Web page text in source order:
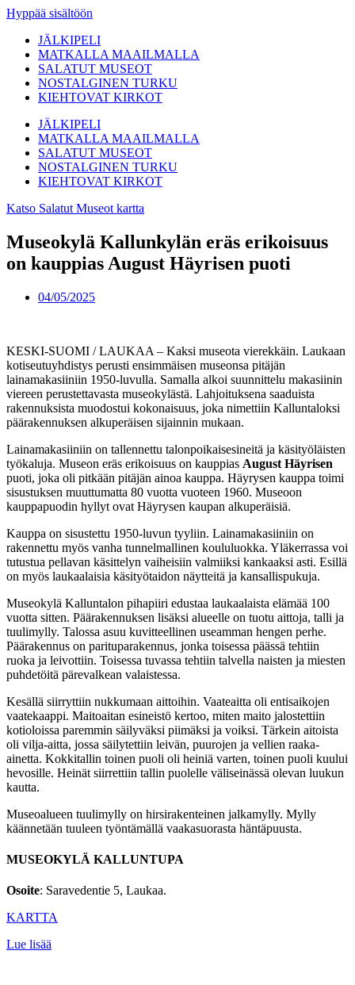
Hyppää sisältöön
JÄLKIPELI
MATKALLA MAAILMALLA
SALATUT MUSEOT
NOSTALGINEN TURKU
KIEHTOVAT KIRKOT
JÄLKIPELI
MATKALLA MAAILMALLA
SALATUT MUSEOT
NOSTALGINEN TURKU
KIEHTOVAT KIRKOT
Katso Salatut Museot kartta
Museokylä Kallunkylän eräs erikoisuus
on kauppias August Häyrisen puoti
04/05/2025
KESKI-SUOMI / LAUKAA – Kaksi museota vierekkäin. Laukaan
kotiseutuyhdistys perusti ensimmäisen museonsa pitäjän
lainamakasiiniin 1950-luvulla. Samalla alkoi suunnittelu makasiinin
viereen perustettavasta museokylästä. Lahjoituksena saaduista
rakennuksista muodostui kokonaisuus, joka nimettiin Kalluntaloksi
päärakennuksen alkuperäisen sijainnin mukaan.
Lainamakasiiniin on tallennettu talonpoikaisesineitä ja käsityöläisten
työkaluja. Museon eräs erikoisuus on kauppias August Häyrisen
puoti, joka oli pitkään pitäjän ainoa kauppa. Häyrysen kauppa toimi
sisustuksen muuttumatta 80 vuotta vuoteen 1960. Museoon
kauppapuodin hyllyt ovat Häyrysen kaupan alkuperäisiä.
Kauppa on sisustettu 1950-luvun tyyliin. Lainamakasiiniin on
rakennettu myös vanha tunnelmallinen koululuokka. Yläkerrassa voi
tutustua pellavan käsittelyn vaiheisiin valmiiksi kankaaksi asti. Esillä
on myös laukaalaisia käsityötaidon näytteitä ja kansallispukuja.
Museokylä Kalluntalon pihapiiri edustaa laukaalaista elämää 100
vuotta sitten. Päärakennuksen lisäksi alueelle on tuotu aittoja, talli ja
tuulimylly. Talossa asuu kuvitteellinen useamman hengen perhe.
Päärakennus on parituparakennus, jonka toisessa päässä tehtiin
ruoka ja leivottiin. Toisessa tuvassa tehtiin talvella naisten ja miesten
puhdetöitä pärevalkean valaistessa.
Kesällä siirryttiin nukkumaan aittoihin. Vaateaitta oli entisaikojen
vaatekaappi. Maitoaitan esineistö kertoo, miten maito jalostettiin
kotioloissa paremmin säilyväksi piimäksi ja voiksi. Tärkein aitoista
oli vilja-aitta, jossa säilytettiin leivän, puurojen ja vellien raaka-
ainetta. Kokkitallin toinen puoli oli heiniä varten, toinen puoli kuului
hevosille. Heinät siirrettiin tallin puolelle väliseinässä olevan luukun
kautta.
Museoalueen tuulimylly on hirsirakenteinen jalkamylly. Mylly
käännetään tuuleen työntämällä vaakasuorasta häntäpuusta.
MUSEOKYLÄ KALLUNTUPA
Osoite: Saravedentie 5, Laukaa.
KARTTA
Lue lisää